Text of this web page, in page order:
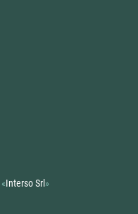
«Interso Srl »